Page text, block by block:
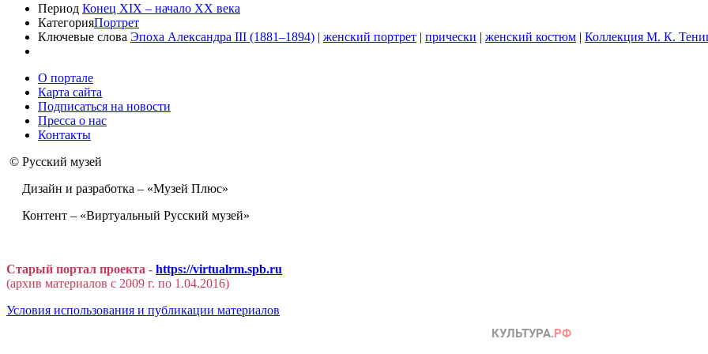
Период Конец XIX – начало XX века
КатегорияПортрет
Ключевые слова Эпоха Александра III (1881–1894) | женский портрет | прически | женский костюм | Коллекция М. К.
О портале
Карта сайта
Подписаться на новости
Пресса о нас
Контакты
© Русский музей
Дизайн и разработка – «Музей Плюс»
Контент – «Виртуальный Русский музей»
Старый портал проекта - https://virtualrm.spb.ru
(архив материалов с 2009 г. по 1.04.2016)
Условия использования и публикации материалов